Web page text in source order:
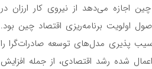
اجازه‌ می‌دهد از نیروی کار ارزان در
اوایل دهه ۲۰۰۰٫ این رویکرد یکی از اصول اولویت برنامه‌ریزی اقتصاد چین بود.
شروع به تغییر کرد. بحران مالی و اقتصادی جهانی ۲۰۰۸-۲۰۰۹٫ آسیب پذیری مدل‌های توسعه صادرات‌گرا را
شده رشد اقتصادی، از جمله افزایش